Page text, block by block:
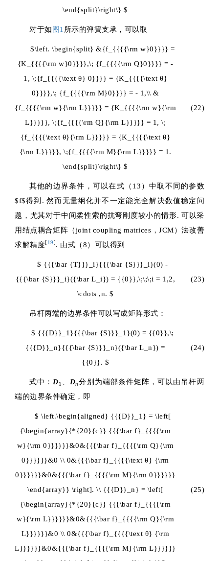
\end{split}\right\} $
对于如 图1 所示的弹簧支承，可以取
$\left. \begin{split} &{f_{{{{\rm w}0}}}} =
{K_{{{{\rm w}0}}}},\; {f_{{{{\rm Q}0}}}} = -
1, \;{f_{{{{\text θ} 0}}}} = {K_{{{{\text θ}
0}}}},\; {f_{{{{\rm M}0}}}} = - 1,\\ &
{f_{{{{\rm w}{\rm L}}}}} = {K_{{{{\rm w}{\rm
L}}}}}, \;{f_{{{{\rm Q}{\rm L}}}}} = 1, \;
{f_{{{{\text θ}{\rm L}}}}} = {K_{{{{\text θ}
{\rm L}}}}}, \;{f_{{{{\rm M}{\rm L}}}}} = 1.
\end{split}\right\} $
(22)
其他的边界条件，可以在式（13）中取不同的参数
$f$得到. 然而无量纲化并不一定能完全解决数值稳定问
题，尤其对于中间柔性索的抗弯刚度较小的情形. 可以采
用结点耦合矩阵（joint coupling matrices，JCM）法改善
求解精度[19] . 由式（8）可以得到
$ {{{\bar {T}}}_i}{{{\bar {S}}}_i}(0) -
{{{\bar {S}}}_i}({\bar L_i}) = {{0}},\;\;\;i = 1,2,
\cdots ,n. $
(23)
吊杆两端的边界条件可以写成矩阵形式：
$ {{{D}}_1}{{{\bar {S}}}_1}(0) = {{0}},\;
{{{D}}_n}{{{\bar {S}}}_n}({\bar L_n}) =
{{0}}. $
(24)
式中： D1 Dn分别为端部条件矩阵，可以由吊杆两
端的边界条件确定，即
$ \left.\begin{aligned} {{{D}}_1} = \left[
{\begin{array}{*{20}{c}} {{{\bar f}_{{{{\rm
w}{\rm 0}}}}}}&0&{{{\bar f}_{{{{\rm Q}{\rm
0}}}}}}&0 \\ 0&{{{\bar f}_{{{{\text θ} {\rm
0}}}}}}&0&{{{\bar f}_{{{{\rm M}{\rm 0}}}}}}
\end{array}} \right]. \\ {{{D}}_n} = \left[
{\begin{array}{*{20}{c}} {{{\bar f}_{{{{\rm
w}{\rm L}}}}}}&0&{{{\bar f}_{{{{\rm Q}{\rm
L}}}}}}&0 \\ 0&{{{\bar f}_{{{{\text θ} {\rm
L}}}}}}&0&{{{\bar f}_{{{{\rm M}{\rm L}}}}}}
(25)